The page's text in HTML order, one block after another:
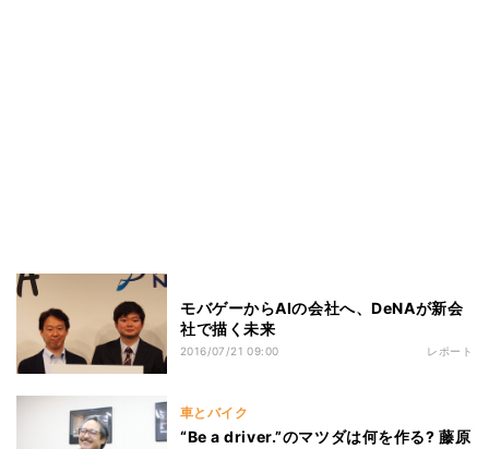
モバゲーからAIの会社へ、DeNAが新会
社で描く未来
2016/07/21 09:00 レポート
車とバイク
“Be a driver.”のマツダは何を作る? 藤原